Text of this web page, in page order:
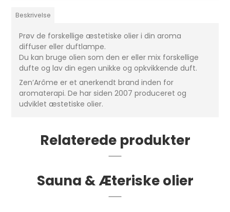
Beskrivelse
Prøv de forskellige æstetiske olier i din aroma
diffuser eller duftlampe.
Du kan bruge olien som den er eller mix forskellige
dufte og lav din egen unikke og opkvikkende duft.
Zen’Arôme er et anerkendt brand inden for
aromaterapi. De har siden 2007 produceret og
udviklet æstetiske olier.
Relaterede produkter
Sauna & Æteriske olier